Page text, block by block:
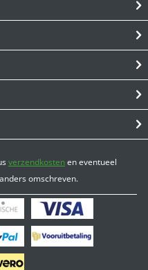
verzendkostenen eventueel
omschreven.